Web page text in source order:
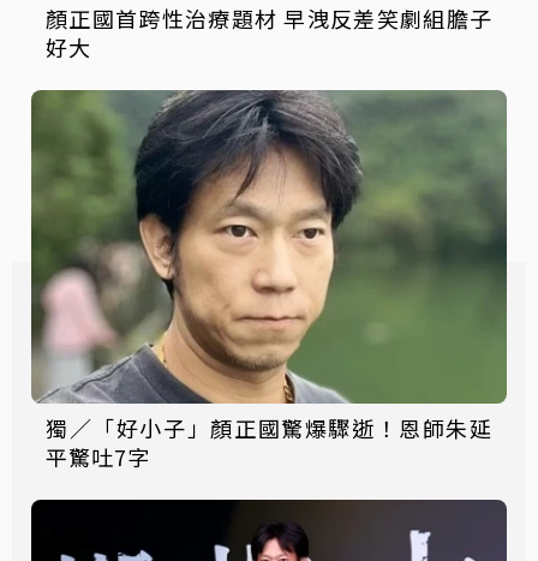
顏正國首跨性治療題材 早洩反差笑劇組膽子
好大
獨／「好小子」顏正國驚爆驟逝！恩師朱延
平驚吐7字